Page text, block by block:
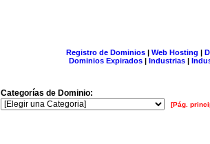
Registro de Dominios| Web Hosting |
Dominios Expirados | Industrias |
Categorías de Dominio:
[Pág.